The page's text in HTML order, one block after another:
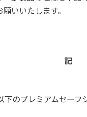
お願いいたします
記
のプレミアムセーフ